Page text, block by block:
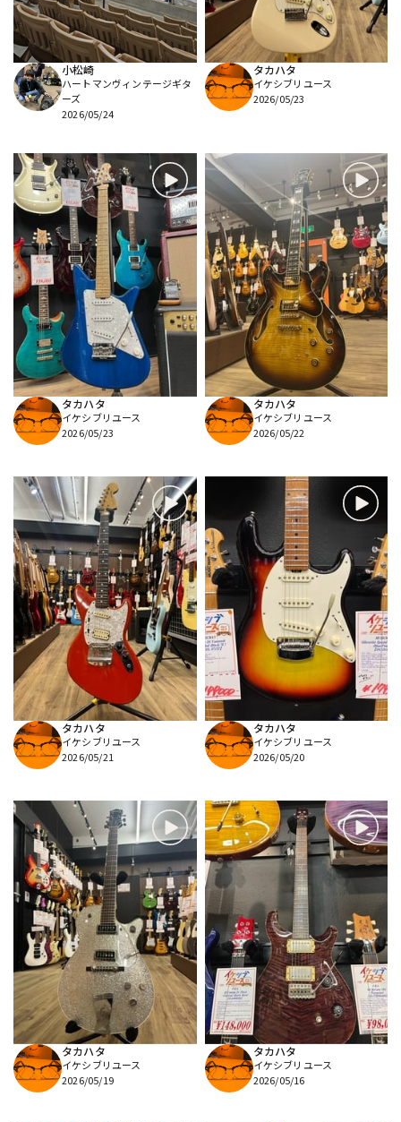
小松崎
ハートマンヴィンテージギタ
ーズ
2026/05/24
タカハタ
イケシブリユース
2026/05/23
タカハタ
イケシブリユース
2026/05/23
タカハタ
イケシブリユース
2026/05/22
タカハタ
イケシブリユース
2026/05/21
タカハタ
イケシブリユース
2026/05/20
タカハタ
イケシブリユース
2026/05/19
タカハタ
イケシブリユース
2026/05/16